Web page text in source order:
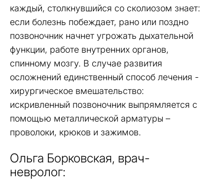
каждый, столкнувшийся со сколиозом знает:
если болезнь побеждает, рано или поздно
позвоночник начнет угрожать дыхательной
функции, работе внутренних органов,
спинному мозгу. В случае развития
осложнений единственный способ лечения -
хирургическое вмешательство:
искривленный позвоночник выпрямляется с
помощью металлической арматуры –
проволоки, крюков и зажимов.
Ольга Борковская, врач-
невролог: